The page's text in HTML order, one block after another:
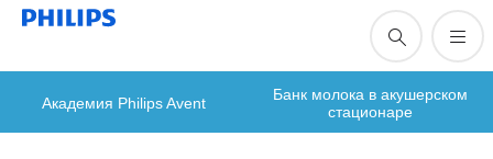
Академия Philips Avent
Банк молока в акушерском
стационаре